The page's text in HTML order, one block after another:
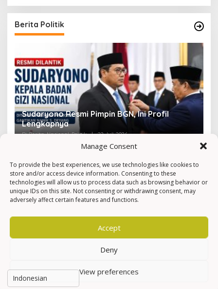
Manage Consent
To provide the best experiences, we use technologies like cookies to
store and/or access device information. Consenting to these
technologies will allow us to process data such as browsing behavior or
unique IDs on this site. Not consenting or withdrawing consent, may
adversely affect certain features and functions.
Accept
Deny
View preferences
Berita Politik
Sudaryono Resmi Pimpin BGN, Ini Profil
Lengkapnya
Di Berita, Nasional, Politik | 22 Juli 2026 Di
Hak Cipta © Newkarma
Privacy Policy & Terms of Service
Indeks Berita